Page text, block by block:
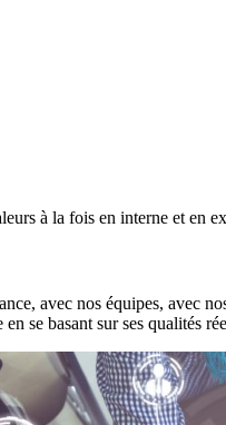
à la fois en interne et en
avec nos équipes, avec
se basant sur ses qualités